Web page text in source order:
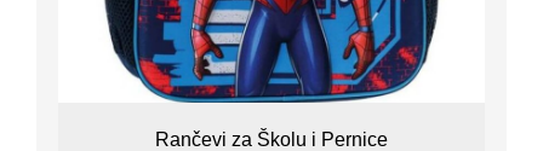
Rančevi za Školu i Pernice